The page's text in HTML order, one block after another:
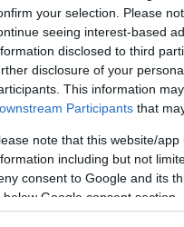
your selection. Please
seeing interest-based
disclosed to third
disclosure of your
This information
Participants that
note that this website/
including but not
consent to Google and its
below Google consent section.
την Αγαπημένη σου
Πρόσθεσε το Eurohoops
στον αρχηγό
έφθασε τους 3.000
χρόνια θα παίζει
Tου